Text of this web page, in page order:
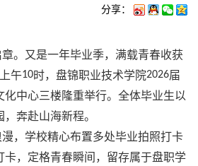
分享：
。又是一年毕业季，满载青春收获
午10时，盘锦职业技术学院2026届
化中心三楼隆重举行。全体毕业生以
奔赴山海新程。
，学校精心布置多处毕业拍照打卡
卡，定格青春瞬间，留存属于盘职学